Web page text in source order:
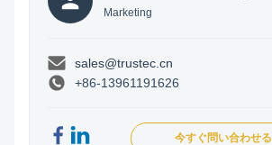
Marketing
sales@trustec.cn
+86-13961191626
今すぐ問い合わせる